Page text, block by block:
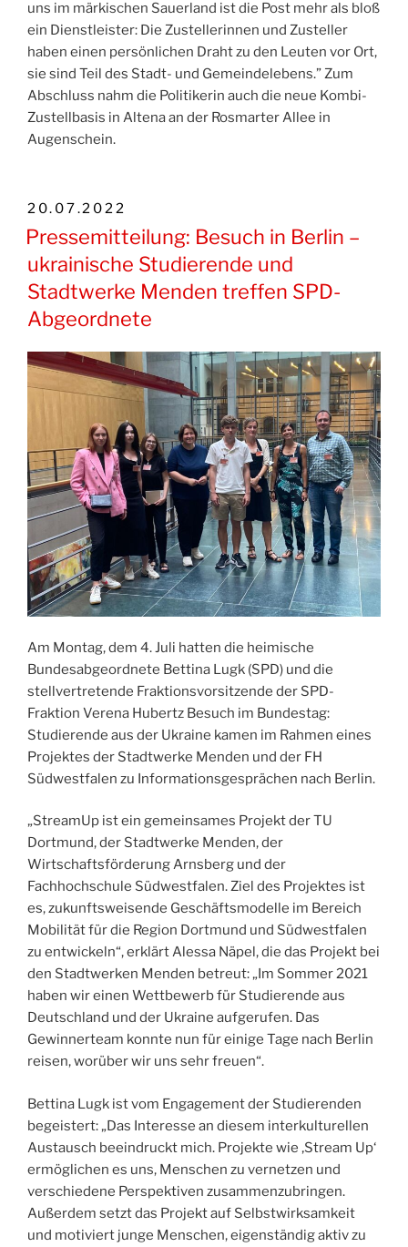
uns im märkischen Sauerland ist die Post mehr als bloß
ein Dienstleister: Die Zustellerinnen und Zusteller
haben einen persönlichen Draht zu den Leuten vor Ort,
sie sind Teil des Stadt- und Gemeindelebens.” Zum
Abschluss nahm die Politikerin auch die neue Kombi-
Zustellbasis in Altena an der Rosmarter Allee in
Augenschein.
VERÖFFENTLICHT
AM
20.07.2022
Pressemitteilung: Besuch in Berlin –
ukrainische Studierende und
Stadtwerke Menden treffen SPD-
Abgeordnete
Am Montag, dem 4. Juli hatten die heimische
Bundesabgeordnete Bettina Lugk (SPD) und die
stellvertretende Fraktionsvorsitzende der SPD-
Fraktion Verena Hubertz Besuch im Bundestag:
Studierende aus der Ukraine kamen im Rahmen eines
Projektes der Stadtwerke Menden und der FH
Südwestfalen zu Informationsgesprächen nach Berlin.
„StreamUp ist ein gemeinsames Projekt der TU
Dortmund, der Stadtwerke Menden, der
Wirtschaftsförderung Arnsberg und der
Fachhochschule Südwestfalen. Ziel des Projektes ist
es, zukunftsweisende Geschäftsmodelle im Bereich
Mobilität für die Region Dortmund und Südwestfalen
zu entwickeln“, erklärt Alessa Näpel, die das Projekt bei
den Stadtwerken Menden betreut: „Im Sommer 2021
haben wir einen Wettbewerb für Studierende aus
Deutschland und der Ukraine aufgerufen. Das
Gewinnerteam konnte nun für einige Tage nach Berlin
reisen, worüber wir uns sehr freuen“.
Bettina Lugk ist vom Engagement der Studierenden
begeistert: „Das Interesse an diesem interkulturellen
Austausch beeindruckt mich. Projekte wie ‚Stream Up‘
ermöglichen es uns, Menschen zu vernetzen und
verschiedene Perspektiven zusammenzubringen.
Außerdem setzt das Projekt auf Selbstwirksamkeit
und motiviert junge Menschen, eigenständig aktiv zu